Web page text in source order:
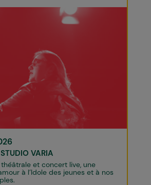
STUDIO VARIA
et concert live, une
à l’Idole des jeunes et à nos